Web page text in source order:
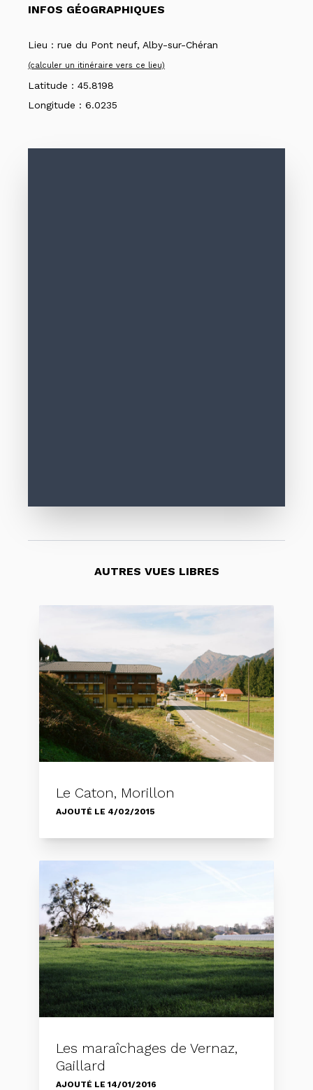
INFOS GÉOGRAPHIQUES
Lieu : rue du Pont neuf, Alby-sur-Chéran
(calculer un itinéraire vers ce lieu)
Latitude : 45.8198
Longitude : 6.0235
AUTRES VUES LIBRES
Le Caton, Morillon
AJOUTÉ LE 4/02/2015
Les maraîchages de Vernaz,
Gaillard
AJOUTÉ LE 14/01/2016